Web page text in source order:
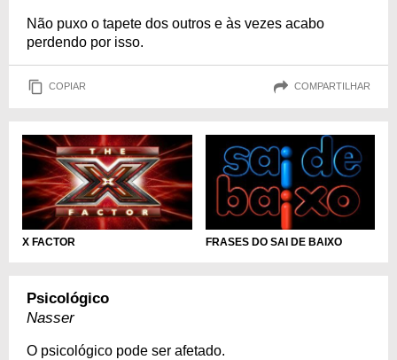
Não puxo o tapete dos outros e às vezes acabo
perdendo por isso.
COPIAR COMPARTILHAR
X FACTOR FRASES DO SAI DE BAIXO
Psicológico
Nasser
O psicológico pode ser afetado.